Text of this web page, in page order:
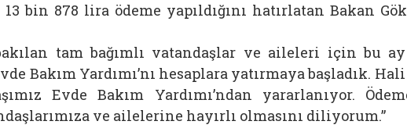
13 bin 878 lira ödeme yapıldığını hatırlatan Bakan
tam bağımlı vatandaşlar ve aileleri için bu
Bakım Yardımı’nı hesaplara yatırmaya başladık. Hali
Evde Bakım Yardımı’ndan yararlanıyor.
ve ailelerine hayırlı olmasını diliyorum.”